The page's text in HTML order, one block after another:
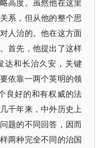
高度。虽然他在这里
系，但从他的整个思
人治的。他在这方面
首先，他提出了这样
达和长治久安，关键
依靠一两个英明的领
良好的和有权威的法
千年来，中外历史上
题的不同回答，因而
两种完全不同的治国